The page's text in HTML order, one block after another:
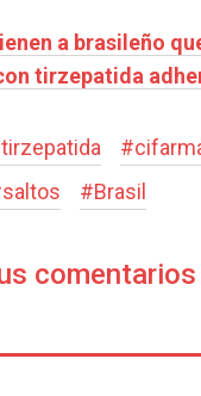
a brasileño
tirzepatida
tirzepatida #
saltos #Brasil
comentarios